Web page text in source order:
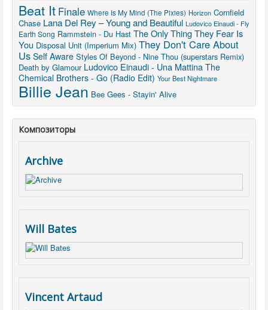
Beat It Finale Where Is My Mind (The Pixies) Horizon Cornfield
Chase Lana Del Rey – Young and Beautiful Ludovico Einaudi - Fly
Earth Song Rammstein - Du Hast The Only Thing They Fear Is
You Disposal Unit (Imperium Mix) They Don't Care About
Us Self Aware Styles Of Beyond - Nine Thou (superstars Remix)
Death by Glamour Ludovico Einaudi - Una Mattina The
Chemical Brothers - Go (Radio Edit) Your Best Nightmare
Billie Jean Bee Gees - Stayin' Alive
Композиторы
Archive
Will Bates
Vincent Artaud